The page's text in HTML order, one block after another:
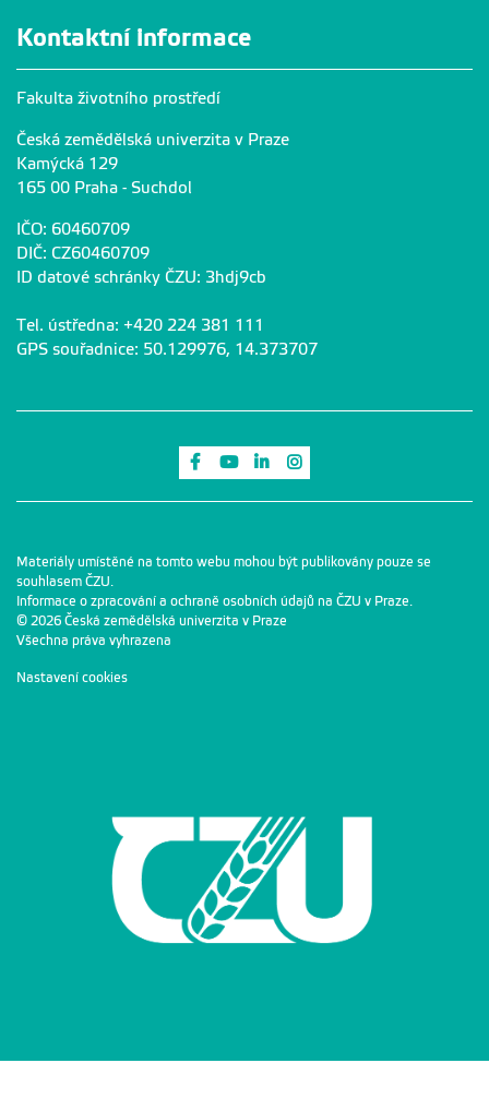
Kontaktní informace
Fakulta životního prostředí
Česká zemědělská univerzita v Praze
Kamýcká 129
165 00 Praha - Suchdol
IČO: 60460709
DIČ: CZ60460709
ID datové schránky ČZU: 3hdj9cb
Tel. ústředna: +420 224 381 111
GPS souřadnice: 50.129976, 14.373707
Odkaz na Facebook
Odkaz na Youtube
Odkaz na LinkedIn
Materiály umístěné na tomto webu mohou být publikovány pouze se
souhlasem ČZU.
Informace o zpracování a ochraně osobních údajů na ČZU v Praze.
© 2026 Česká zemědělská univerzita v Praze
Všechna práva vyhrazena
Nastavení cookies